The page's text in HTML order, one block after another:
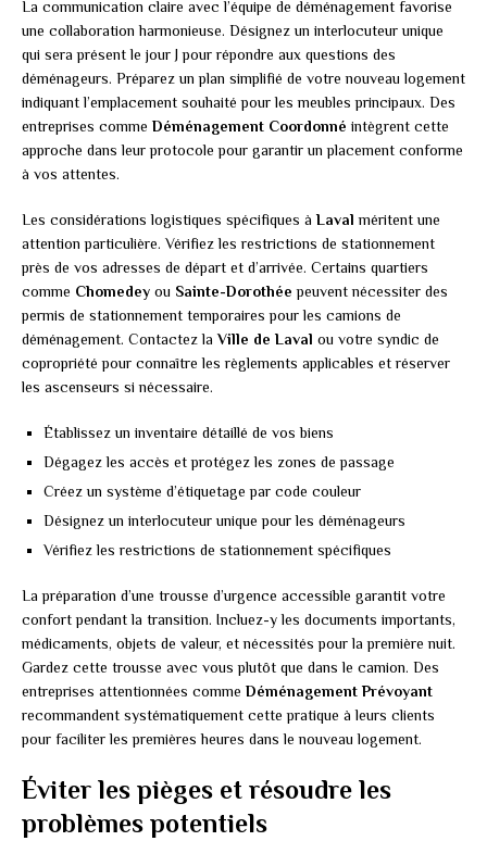
La communication claire avec l’équipe de déménagement favorise
une collaboration harmonieuse. Désignez un interlocuteur unique
qui sera présent le jour J pour répondre aux questions des
déménageurs. Préparez un plan simplifié de votre nouveau logement
indiquant l’emplacement souhaité pour les meubles principaux. Des
entreprises comme Déménagement Coordonné intègrent cette
approche dans leur protocole pour garantir un placement conforme
à vos attentes.
Les considérations logistiques spécifiques àLaval méritent une
attention particulière. Vérifiez les restrictions de stationnement
près de vos adresses de départ et d’arrivée. Certains quartiers
comme Chomedey ou Sainte-Dorothée peuvent nécessiter des
permis de stationnement temporaires pour les camions de
déménagement. Contactez laVille de Laval ou votre syndic de
copropriété pour connaître les règlements applicables et réserver
les ascenseurs si nécessaire.
Établissez un inventaire détaillé de vos biens
Dégagez les accès et protégez les zones de passage
Créez un système d’étiquetage par code couleur
Désignez un interlocuteur unique pour les déménageurs
Vérifiez les restrictions de stationnement spécifiques
La préparation d’une trousse d’urgence accessible garantit votre
confort pendant la transition. Incluez-y les documents importants,
médicaments, objets de valeur, et nécessités pour la première nuit.
Gardez cette trousse avec vous plutôt que dans le camion. Des
entreprises attentionnées comme Déménagement Prévoyant
recommandent systématiquement cette pratique à leurs clients
pour faciliter les premières heures dans le nouveau logement.
Éviter les pièges et résoudre les
problèmes potentiels